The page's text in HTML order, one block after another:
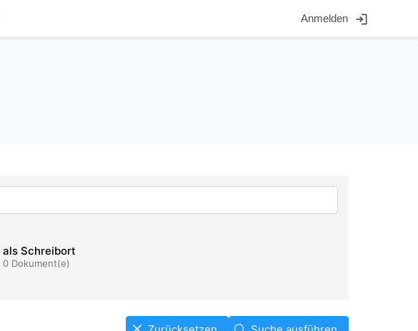
Anmelden login
als Schreibort
0 Dokument(e)